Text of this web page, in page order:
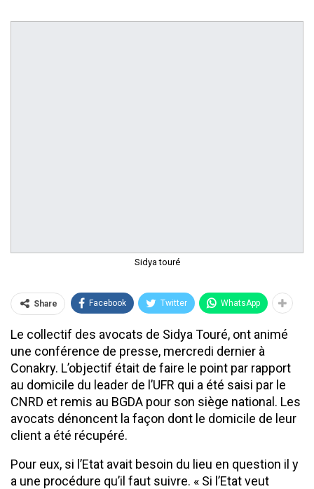
Sidya touré
Share Facebook Twitter WhatsApp
Le collectif des avocats de Sidya Touré, ont animé
une conférence de presse, mercredi dernier à
Conakry. L’objectif était de faire le point par rapport
au domicile du leader de l’UFR qui a été saisi par le
CNRD et remis au BGDA pour son siège national. Les
avocats dénoncent la façon dont le domicile de leur
client a été récupéré.
Pour eux, si l’Etat avait besoin du lieu en question il y
a une procédure qu’il faut suivre. « Si l’Etat veut